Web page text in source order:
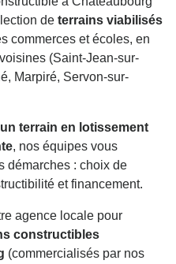
de terrains viabilisés
commerces et écoles, en
(Saint-Jean-sur-
Marpiré, Servon-sur-
terrain en lotissement
, nos équipes vous
démarches : choix de
et financement.
agence locale pour
constructibles
(commercialisés par nos